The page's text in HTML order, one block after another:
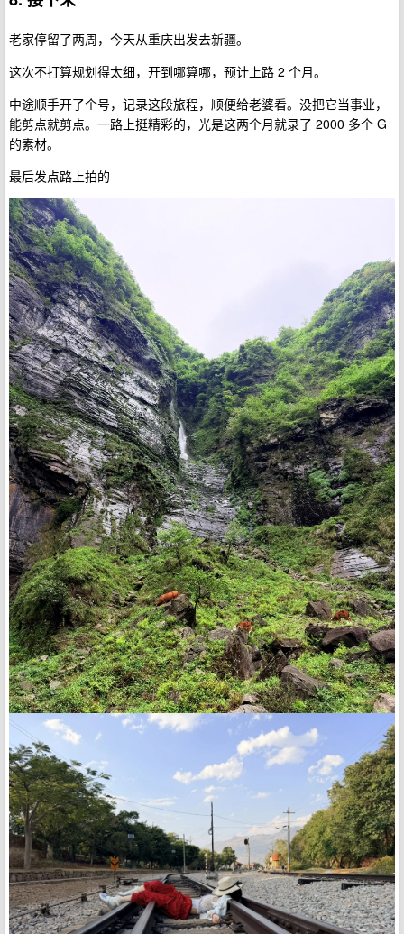
老家停留了两周，今天从重庆出发去新疆。
这次不打算规划得太细，开到哪算哪，预计上路 2 个月。
中途顺手开了个号，记录这段旅程，顺便给老婆看。没把它当事业，
能剪点就剪点。一路上挺精彩的，光是这两个月就录了 2000 多个 G
的素材。
最后发点路上拍的